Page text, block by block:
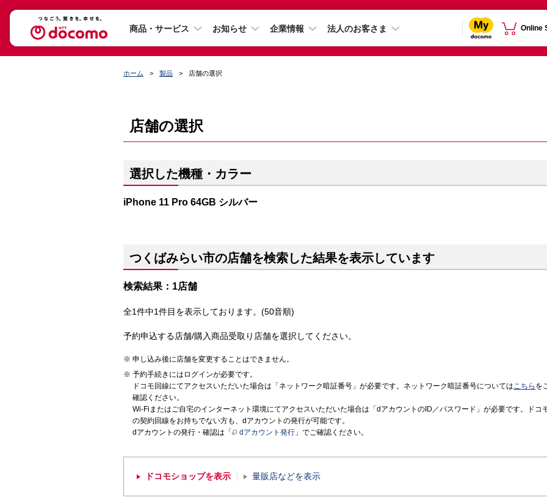
商品・サービス お知らせ 企業情報 法人のお客さま Online
ホーム 製品 店舗の選択
店舗の選択
選択した機種・カラー
iPhone 11 Pro 64GB シルバー
つくばみらい市の店舗を検索した結果を表示しています
検索結果：1店舗
全1件中1件目を表示しております。(50音順)
予約申込する店舗/購入商品受取り店舗を選択してください。
申し込み後に店舗を変更することはできません。
予約手続きにはログインが必要です。
ドコモ回線にてアクセスいただいた場合は「ネットワーク暗証番号」が必要です。ネットワーク暗証番号についてはこちら を
確認ください。
Wi-Fiまたはご自宅のインターネット環境にてアクセスいただいた場合は「dアカウントのID／パスワード」が必要です。ドコ
の契約回線をお持ちでない方も、dアカウントの発行が可能です。
dアカウントの発行・確認は「
dアカウント発行 」でご確認ください。
ドコモショップを表示 量販店などを表示